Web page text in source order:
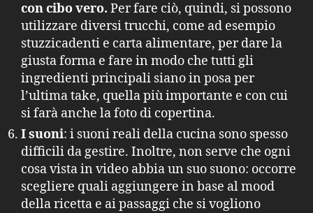
con cibo vero. Per fare ciò, quindi, si possono
utilizzare diversi trucchi, come ad esempio
stuzzicadenti e carta alimentare, per dare la
giusta forma e fare in modo che tutti gli
ingredienti principali siano in posa per
l’ultima take, quella più importante e con cui
si farà anche la foto di copertina.
I suoni: i suoni reali della cucina sono spesso
difficili da gestire. Inoltre, non serve che ogni
cosa vista in video abbia un suo suono: occorre
scegliere quali aggiungere in base al mood
della ricetta e ai passaggi che si vogliono